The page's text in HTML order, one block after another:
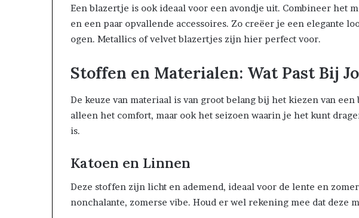
Een blazertje is ook ideaal voor een avondje uit. Combineer het
en een paar opvallende accessoires. Zo creëer je een elegante
ogen. Metallics of velvet blazertjes zijn hier perfect voor.
Stoffen en Materialen: Wat Past Bij
De keuze van materiaal is van groot belang bij het kiezen van
alleen het comfort, maar ook het seizoen waarin je het kunt
is.
Katoen en Linnen
Deze stoffen zijn licht en ademend, ideaal voor de lente en
nonchalante, zomerse vibe. Houd er wel rekening mee dat deze